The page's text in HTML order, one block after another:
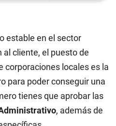
estable en el sector
cliente, el puesto de
corporaciones locales es la
para poder conseguir una
tienes que aprobar las
, además de